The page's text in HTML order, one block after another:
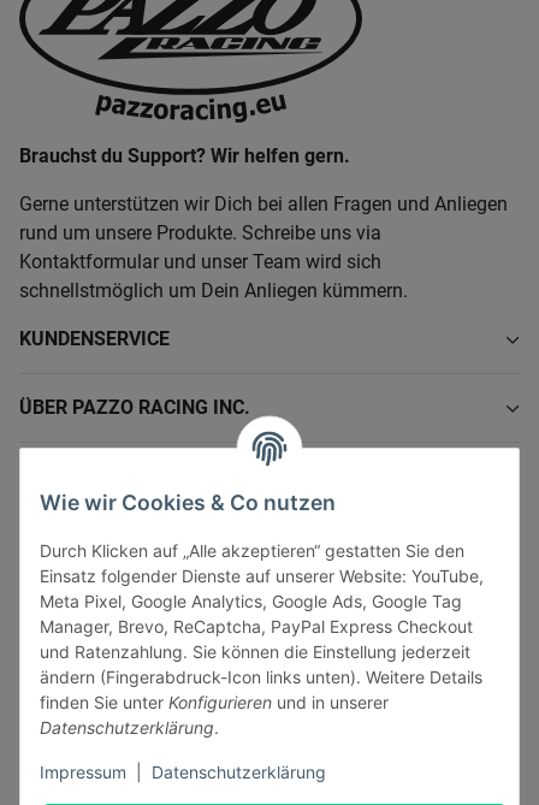
Wie wir Cookies & Co nutzen
Durch Klicken auf „Alle akzeptieren“ gestatten Sie den
Einsatz folgender Dienste auf unserer Website: YouTube,
Meta Pixel, Google Analytics, Google Ads, Google Tag
Manager, Brevo, ReCaptcha, PayPal Express Checkout
und Ratenzahlung. Sie können die Einstellung jederzeit
ändern (Fingerabdruck-Icon links unten). Weitere Details
finden Sie unter Konfigurieren und in unserer
Datenschutzerklärung.
Impressum Datenschutzerklärung
Brauchst du Support? Wir helfen gern.
Gerne unterstützen wir Dich bei allen Fragen und Anliegen
rund um unsere Produkte. Schreibe uns via
Kontaktformular und unser Team wird sich
schnellstmöglich um Dein Anliegen kümmern.
KUNDENSERVICE
ÜBER PAZZO RACING INC.
GESETZLICHE INFORMATIONEN
Vertrag widerrufen
Sicher bezahlen via: